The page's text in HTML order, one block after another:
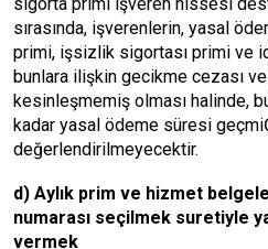
sırasında, işverenlerin, yasal
primi, işsizlik sigortası primi ve
bunlara ilişkin gecikme cezası
kesinleşmemiş olması halinde,
kadar yasal ödeme süresi
değerlendirilmeyecektir.
d) Aylık prim ve hizmet
numarası seçilmek suretiyle
vermek